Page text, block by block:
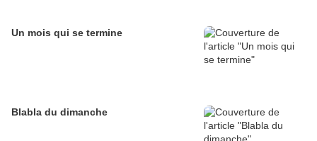
Un mois qui se termine
Blabla du dimanche